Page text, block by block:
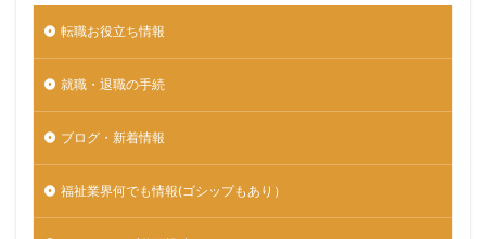
転職お役立ち情報
就職・退職の手続
ブログ・新着情報
福祉業界何でも情報(ゴシップもあり）